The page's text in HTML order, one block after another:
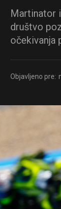
Martinator
društvo
očekivanja
Objavljeno pre: